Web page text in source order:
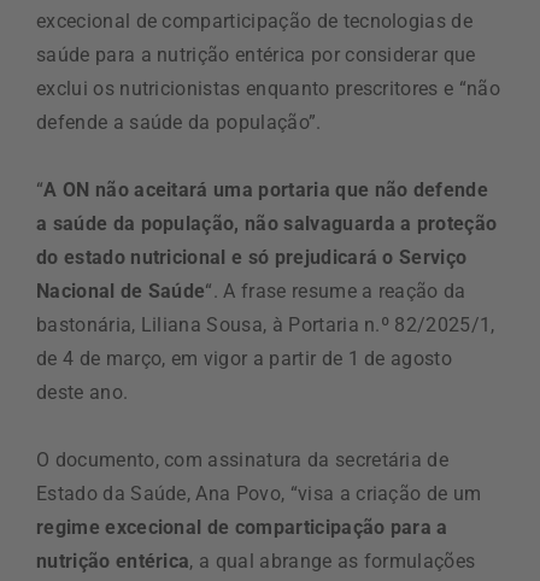
excecional de comparticipação de tecnologias de
saúde para a nutrição entérica por considerar que
exclui os nutricionistas enquanto prescritores e “não
defende a saúde da população”.
“A ON não aceitará uma portaria que não defende
a saúde da população, não salvaguarda a proteção
do estado nutricional e só prejudicará o Serviço
Nacional de Saúde“. A frase resume a reação da
bastonária, Liliana Sousa, à Portaria n.º 82/2025/1,
de 4 de março, em vigor a partir de 1 de agosto
deste ano.
O documento, com assinatura da secretária de
Estado da Saúde, Ana Povo, “visa a criação de um
regime excecional de comparticipação para a
nutrição entérica, a qual abrange as formulações